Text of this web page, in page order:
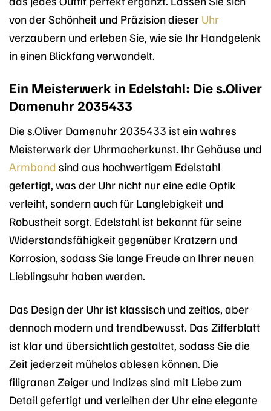
von der Schönheit und Präzision dieser Uhr
verzaubern und erleben Sie, wie sie Ihr Handgelenk
in einen Blickfang verwandelt.
Ein Meisterwerk in Edelstahl: Die s.Oliver
Damenuhr 2035433
Die s.Oliver Damenuhr 2035433 ist ein wahres
Meisterwerk der Uhrmacherkunst. Ihr Gehäuse und
Armband sind aus hochwertigem Edelstahl
gefertigt, was der Uhr nicht nur eine edle Optik
verleiht, sondern auch für Langlebigkeit und
Robustheit sorgt. Edelstahl ist bekannt für seine
Widerstandsfähigkeit gegenüber Kratzern und
Korrosion, sodass Sie lange Freude an Ihrer neuen
Lieblingsuhr haben werden.
Das Design der Uhr ist klassisch und zeitlos, aber
dennoch modern und trendbewusst. Das Zifferblatt
ist klar und übersichtlich gestaltet, sodass Sie die
Zeit jederzeit mühelos ablesen können. Die
filigranen Zeiger und Indizes sind mit Liebe zum
Detail gefertigt und verleihen der Uhr eine elegante